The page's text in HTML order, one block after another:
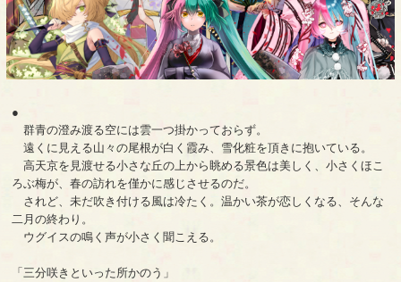
●
群青の澄み渡る空には雲一つ掛かっておらず。
遠くに見える山々の尾根が白く霞み、雪化粧を頂きに抱いている。
高天京を見渡せる小さな丘の上から眺める景色は美しく、小さくほこ
ろぶ梅が、春の訪れを僅かに感じさせるのだ。
されど、未だ吹き付ける風は冷たく。温かい茶が恋しくなる、そんな
二月の終わり。
ウグイスの鳴く声が小さく聞こえる。
「三分咲きといった所かのう」